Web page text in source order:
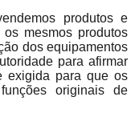
produtos e
mesmos produtos
dos equipamentos
para afirmar
exigida para que os
originais de